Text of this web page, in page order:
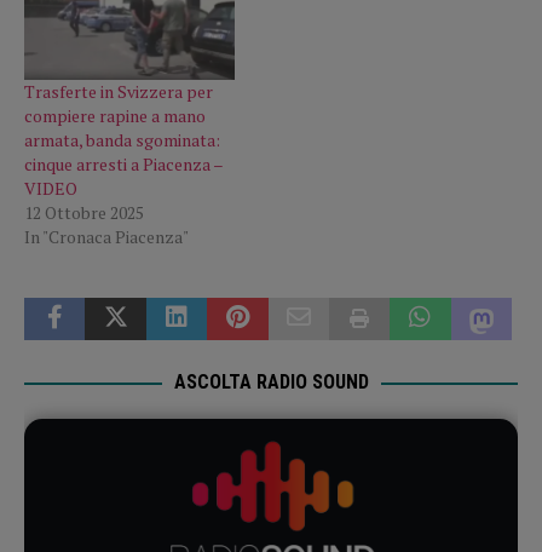
Trasferte in Svizzera per
compiere rapine a mano
armata, banda sgominata:
cinque arresti a Piacenza –
VIDEO
12 Ottobre 2025
In "Cronaca Piacenza"
ASCOLTA RADIO SOUND